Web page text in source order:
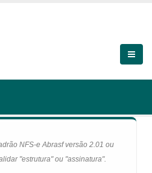
NFS-e Abrasf versão 2.01 ou
"estrutura" ou "assinatura".